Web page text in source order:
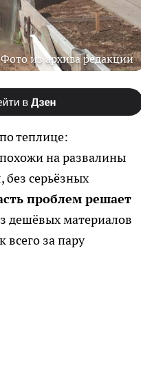
Фото из архива редакции
теплице:
на развалины
серьёзных
проблем решает
дешёвых материалов
за пару